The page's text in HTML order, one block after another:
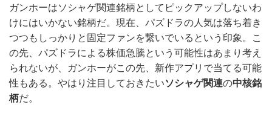
ガンホーはソシャゲ関連銘柄としてピックアップしないわ
けにはいかない銘柄だ。現在、パズドラの人気は落ち着き
つつもしっかりと固定ファンを繋いでいるという印象。こ
の先、パズドラによる株価急騰という可能性はあまり考え
られないが、ガンホーがこの先、新作アプリで当てる可能
性もある。やはり注目しておきたいソシャゲ関連の中核銘
柄だ。